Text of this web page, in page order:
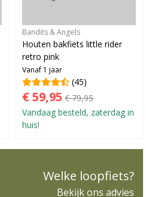
Bandits & Angels
Houten bakfiets little rider
retro pink
Vanaf 1 jaar
(45)
€ 59,95 € 79,95
Vandaag besteld, zaterdag in
huis!
Welke loopfiets?
Bekijk ons advies